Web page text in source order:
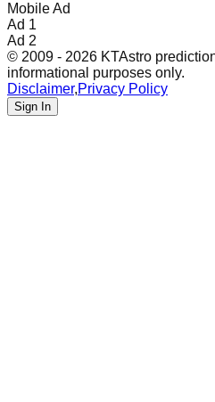
Mobile Ad
Ad 1
Ad 2
© 2009 - 2026 KTAstro
informational purposes only.
Disclaimer,Privacy Policy
Sign In